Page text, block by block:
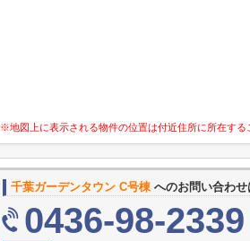
※地図上に表示される物件の位置は付近住所に所在する
千葉ガーデンタウン C号棟 へのお問い合わせ
0436-98-2339